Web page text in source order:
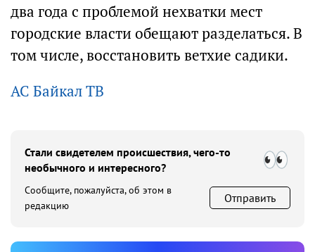
два года с проблемой нехватки мест
городские власти обещают разделаться. В
том числе, восстановить ветхие садики.
АС Байкал ТВ
Стали свидетелем происшествия, чего-то
необычного и интересного?
Сообщите, пожалуйста, об этом в
редакцию
Отправить